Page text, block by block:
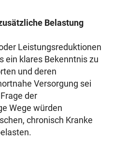
Belastung
Leistungsreduktionen
ein klares Bekenntnis zu
und deren
Versorgung sei
der
Wege würden
chronisch Kranke